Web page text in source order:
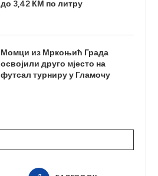
до 3,42 КМ по литру
Момци из Мркоњић Града
освојили друго мјесто на
футсал турниру у Гламочу